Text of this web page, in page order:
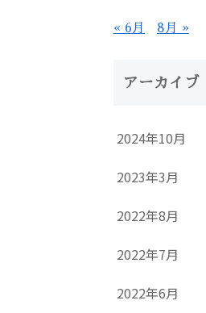
« 6月 8月 »
アーカイブ
2024年10月
2023年3月
2022年8月
2022年7月
2022年6月